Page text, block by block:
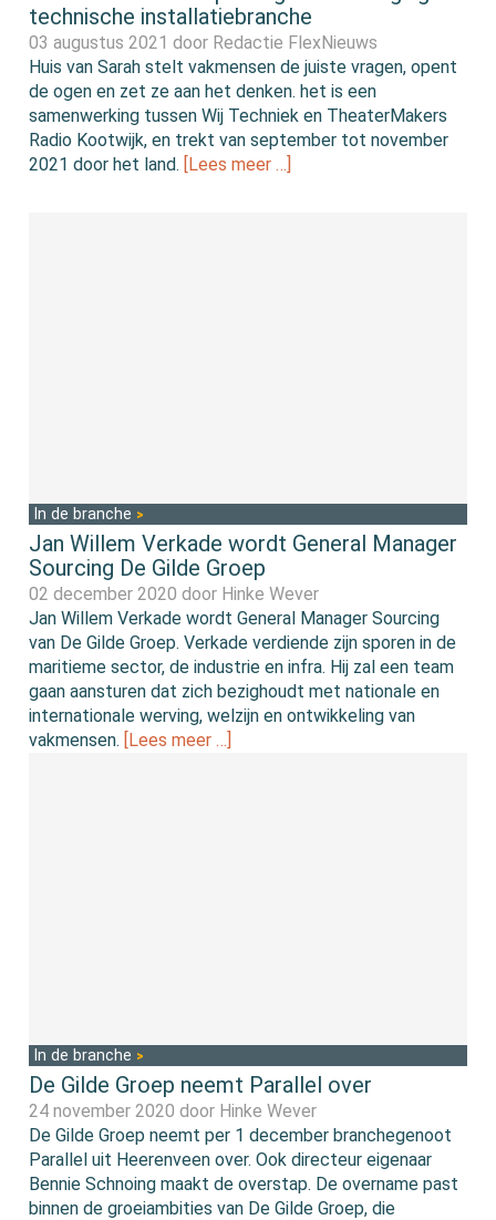
technische installatiebranche
03 augustus 2021 door Redactie FlexNieuws
Huis van Sarah stelt vakmensen de juiste vragen, opent
de ogen en zet ze aan het denken. het is een
samenwerking tussen Wij Techniek en TheaterMakers
Radio Kootwijk, en trekt van september tot november
2021 door het land. [Lees meer …]
In de branche
Jan Willem Verkade wordt General Manager
Sourcing De Gilde Groep
02 december 2020 door Hinke Wever
Jan Willem Verkade wordt General Manager Sourcing
van De Gilde Groep. Verkade verdiende zijn sporen in de
maritieme sector, de industrie en infra. Hij zal een team
gaan aansturen dat zich bezighoudt met nationale en
internationale werving, welzijn en ontwikkeling van
vakmensen.
[Lees meer …]
In de branche
De Gilde Groep neemt Parallel over
24 november 2020 door Hinke Wever
De Gilde Groep neemt per 1 december branchegenoot
Parallel uit Heerenveen over. Ook directeur eigenaar
Bennie Schnoing maakt de overstap. De overname past
binnen de groeiambities van De Gilde Groep, die